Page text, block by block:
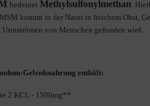
bedeutet Methylsulfonylmethan .
kommt in der Natur in frischem Obst,
von Menschen gefunden wird.
Gelenknahrung enthält:
2 KCL - 1500mg**